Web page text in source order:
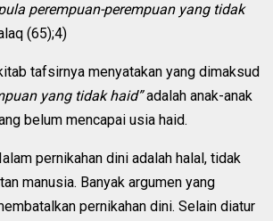
perempuan-perempuan yang tidak
(65);4)
tafsirnya menyatakan yang dimaksud
yang tidak haid”adalah anak-anak
belum mencapai usia haid.
pernikahan dini adalah halal, tidak
manusia. Banyak argumen yang
pernikahan dini. Selain diatur